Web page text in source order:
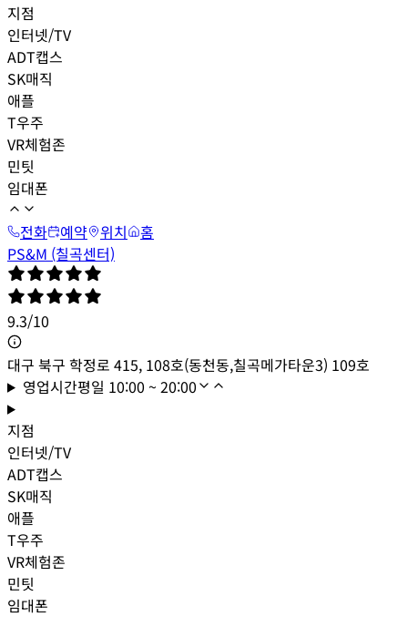
지점
인터넷/TV
ADT캡스
SK매직
애플
T우주
VR체험존
민팃
임대폰
전화
예약 위치
홈
PS&M (칠곡센터)
9.3/10
대구 북구 학정로 415, 108호(동천동,칠곡메가타운3) 109호
영업시간평일 10:00 ~ 20:00
지점
인터넷/TV
ADT캡스
SK매직
애플
T우주
VR체험존
민팃
임대폰